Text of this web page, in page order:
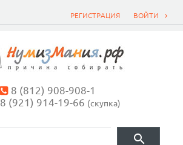
ВОЙТИ
РЕГИСТРАЦИЯ
8 (812) 908-908-1
8 (921) 914-19-66 (скупка)